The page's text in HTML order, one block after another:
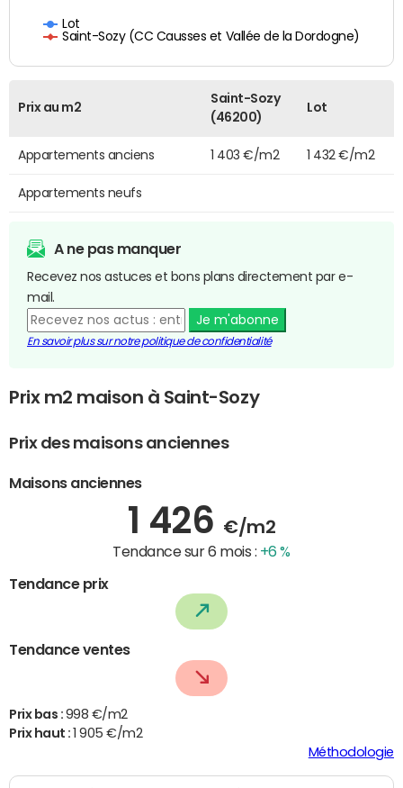
Lot
Saint-Sozy (CC Causses et Vallée de la Dordogne)
Prix au m2
Saint-Sozy
(46200)
Lot
Appartements anciens 1 403 €/m2 1 432 €/m2
Appartements neufs
A ne pas manquer
Recevez nos astuces et bons plans directement par e-
mail.
Je m'abonne
En savoir plus sur notre politique de confidentialité
Prix m2 maison à Saint-Sozy
Prix des maisons anciennes
Maisons anciennes
1 426 €/m2
Tendance sur 6 mois : +6 %
Tendance prix
Tendance ventes
Prix bas : 998 €/m2
Prix haut :
1 905 €/m2
Méthodologie